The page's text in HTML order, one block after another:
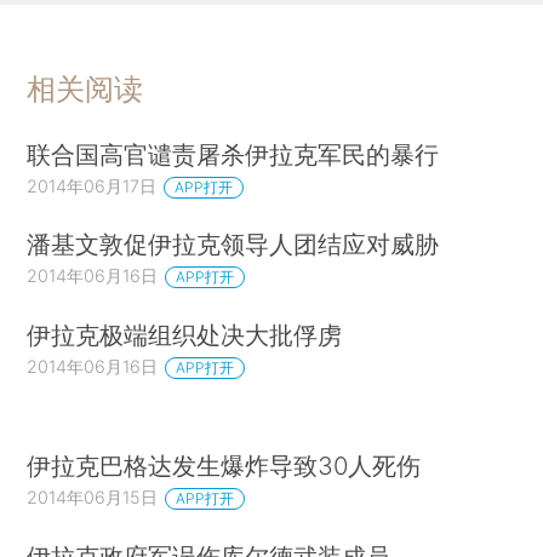
相关阅读
联合国高官谴责屠杀伊拉克军民的暴行
2014年06月17日 APP打开
潘基文敦促伊拉克领导人团结应对威胁
2014年06月16日 APP打开
伊拉克极端组织处决大批俘虏
2014年06月16日 APP打开
伊拉克巴格达发生爆炸导致30人死伤
2014年06月15日 APP打开